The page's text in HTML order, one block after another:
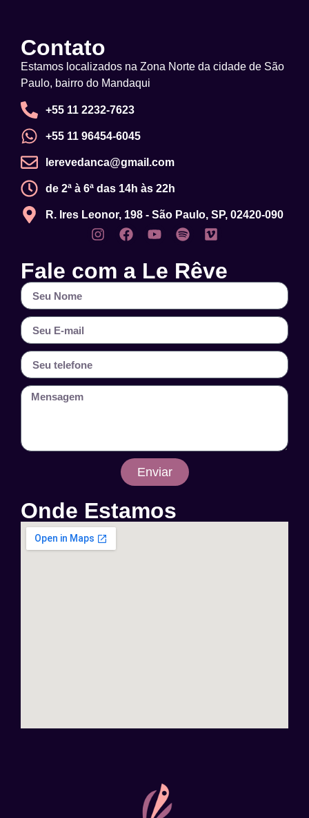
Contato
Estamos localizados na Zona Norte da cidade de São
Paulo, bairro do Mandaqui
+55 11 2232-7623
+55 11 96454-6045
lerevedanca@gmail.com
de 2ª à 6ª das 14h às 22h
R. Ires Leonor, 198 - São Paulo, SP, 02420-090
Fale com a Le Rêve
Enviar
Onde Estamos